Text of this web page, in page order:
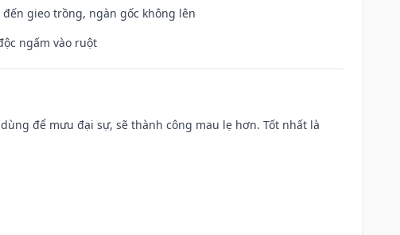
gieo trồng, ngàn gốc không lên
ngấm vào ruột
để mưu đại sự, sẽ thành công mau lẹ hơn. Tốt nhất là